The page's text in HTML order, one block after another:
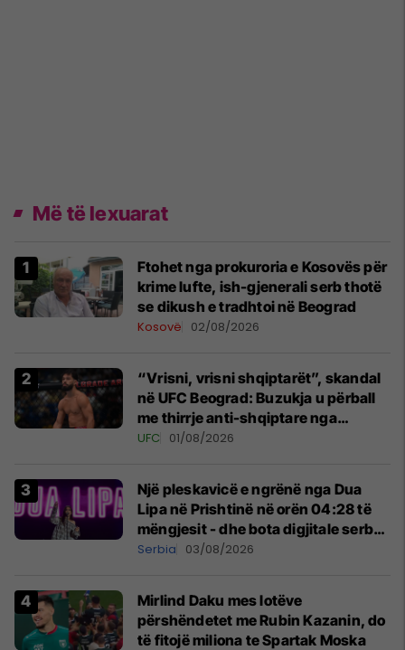
Më të lexuarat
Ftohet nga prokuroria e Kosovës për
krime lufte, ish-gjenerali serb thotë
se dikush e tradhtoi në Beograd
Kosovë 02/08/2026
“Vrisni, vrisni shqiptarët”, skandal
në UFC Beograd: Buzukja u përball
me thirrje anti-shqiptare nga
tribunat
UFC 01/08/2026
Një pleskavicë e ngrënë nga Dua
Lipa në Prishtinë në orën 04:28 të
mëngjesit - dhe bota digjitale serbe
shpall gjendjen e luftës
Serbia 03/08/2026
Mirlind Daku mes lotëve
përshëndetet me Rubin Kazanin, do
të fitojë miliona te Spartak Moska